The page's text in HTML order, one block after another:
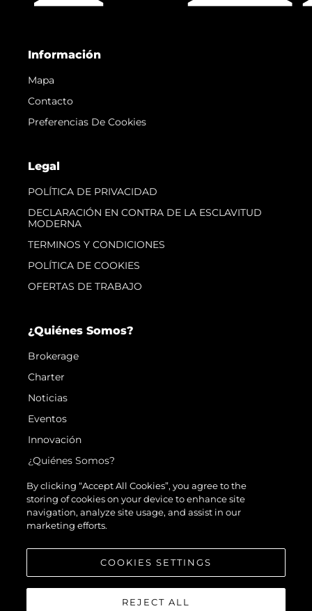
Información
Mapa
Contacto
Preferencias De Cookies
Legal
POLÍTICA DE PRIVACIDAD
DECLARACIÓN EN CONTRA DE LA ESCLAVITUD
MODERNA
TERMINOS Y CONDICIONES
POLÍTICA DE COOKIES
OFERTAS DE TRABAJO
¿Quiénes Somos?
Brokerage
Charter
Noticias
Eventos
Innovación
¿Quiénes Somos?
El Equipo
Estilo De Vida
Historia
By clicking “Accept All Cookies”, you agree to the
storing of cookies on your device to enhance site
navigation, analyze site usage, and assist in our
marketing efforts.
COOKIES SETTINGS
REJECT ALL